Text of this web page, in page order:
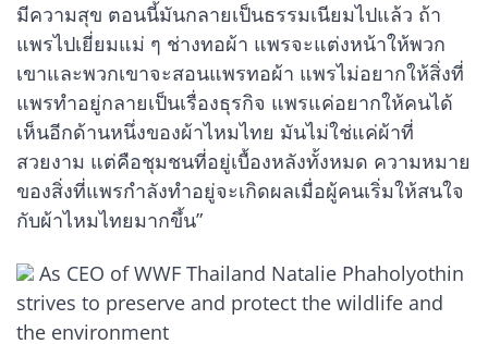
มีความสุข ตอนนี้มันกลายเป็นธรรมเนียมไปแล้ว ถ้า
แพรไปเยี่ยมแม่ ๆ ช่างทอผ้า แพรจะแต่งหน้าให้พวก
เขาและพวกเขาจะสอนแพรทอผ้า แพรไม่อยากให้สิ่งที่
แพรทำอยู่กลายเป็นเรื่องธุรกิจ แพรแค่อยากให้คนได้
เห็นอีกด้านหนึ่งของผ้าไหมไทย มันไม่ใช่แค่ผ้าที่
สวยงาม แต่คือชุมชนที่อยู่เบื้องหลังทั้งหมด ความหมาย
ของสิ่งที่แพรกำลังทำอยู่จะเกิดผลเมื่อผู้คนเริ่มให้สนใจ
กับผ้าไหมไทยมากขึ้น”
As CEO of WWF Thailand Natalie Phaholyothin
strives to preserve and protect the wildlife and
the environment